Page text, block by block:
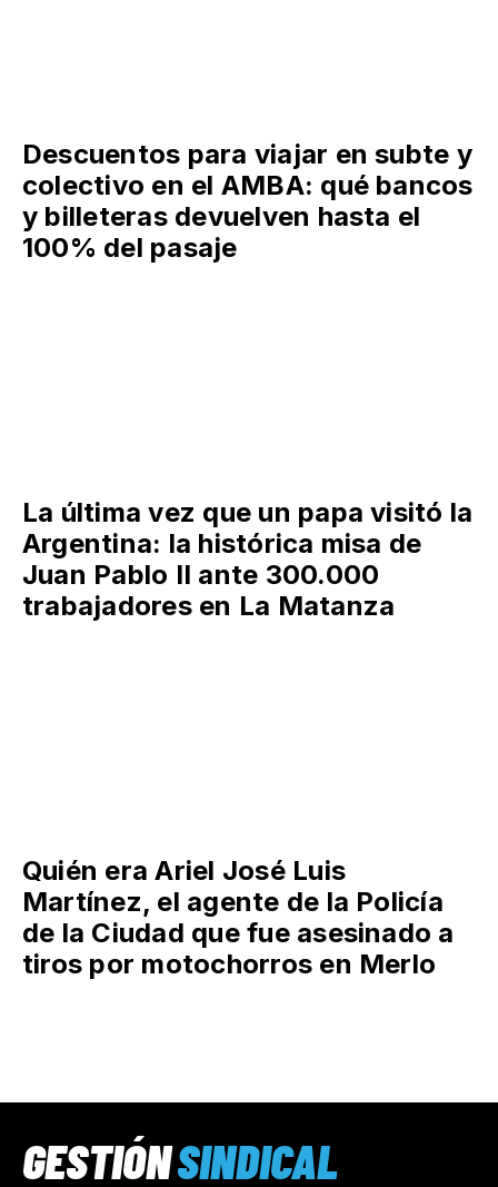
Descuentos para viajar en subte y
colectivo en el AMBA: qué bancos
y billeteras devuelven hasta el
100% del pasaje
La última vez que un papa visitó la
Argentina: la histórica misa de
Juan Pablo II ante 300.000
trabajadores en La Matanza
Quién era Ariel José Luis
Martínez, el agente de la Policía
de la Ciudad que fue asesinado a
tiros por motochorros en Merlo
GESTIÓNSINDICAL